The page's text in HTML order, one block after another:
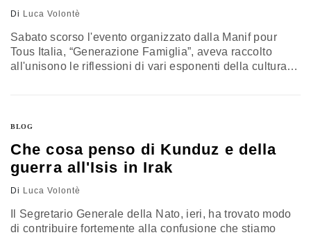
Di Luca Volontè
Sabato scorso l'evento organizzato dalla Manif pour
Tous Italia, “Generazione Famiglia”, aveva raccolto
all'unisono le riflessioni di vari esponenti della cultura e
di Costanza Miriano, Eugenia Roccella e Mario Adinolfi.
BLOG
Che cosa penso di Kunduz e della
guerra all'Isis in Irak
Di Luca Volontè
Il Segretario Generale della Nato, ieri, ha trovato modo
di contribuire fortemente alla confusione che stiamo